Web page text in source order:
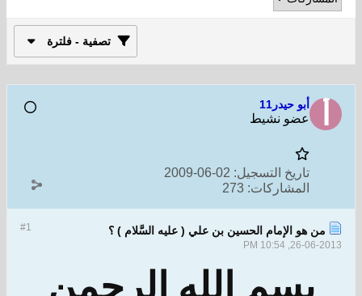
تصفية - فلترة
أبو حيدر11
عضو نشيط
تاريخ التسجيل: 02-06-2009
المشاركات: 273
#1 من هو الإمام الحسين بن علي ( عليه السَّلام ) ؟
26-06-2013, 10:54 PM
بسم الله الرحمن